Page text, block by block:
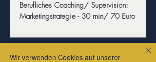
Berufliches Coaching/ Supervision:
Marketingstrategie - 30 min/ 70 Euro
Klick dich immer weiter zur Kasse, dort sind
Wir verwenden Cookies auf unserer